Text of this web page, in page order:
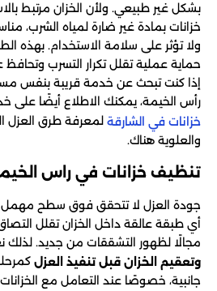
بشكل غير طبيعي. ولأن الخزان مرتبط
خزانات بمادة غير ضارة لمياه الشرب،
ولا تؤثر على سلامة الاستخدام. بهذه
حماية عملية تقلل تكرار التسرب
إذا كنت تبحث عن خدمة قريبة بنفس
رأس الخيمة، يمكنك الاطلاع أيضًا على
خزانات في الشارقة لمعرفة طرق العزل
والعلوية هناك.
تنظيف خزانات في راس
جودة العزل لا تتحقق فوق سطح مهمل
أي طبقة عالقة داخل الخزان تقلل التصاق
مجالًا لظهور التشققات من جديد.
وتعقيم الخزان قبل تنفيذ العزل
جانبية، خصوصًا عند التعامل مع